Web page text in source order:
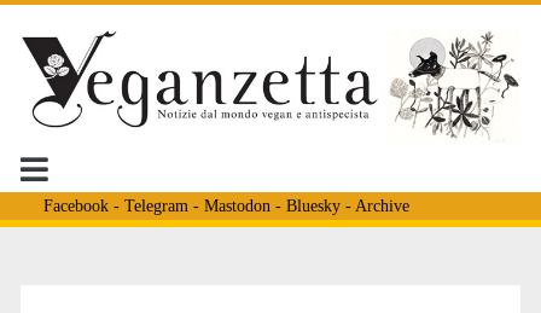
Facebook- Telegram - Mastodon - Bluesky- Archive